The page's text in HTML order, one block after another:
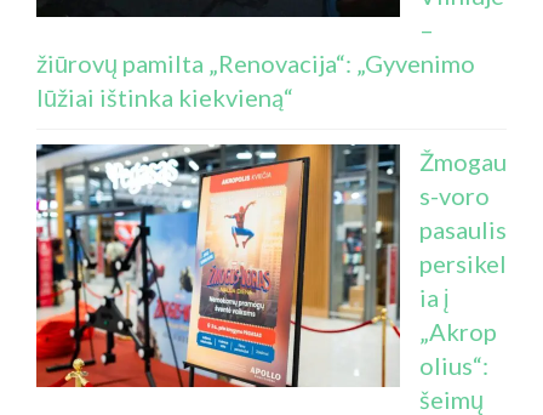
–
žiūrovų pamilta „Renovacija“: „Gyvenimo
lūžiai ištinka kiekvieną“
Žmogau
s-voro
pasaulis
persikel
ia į
„Akrop
olius“:
šeimų